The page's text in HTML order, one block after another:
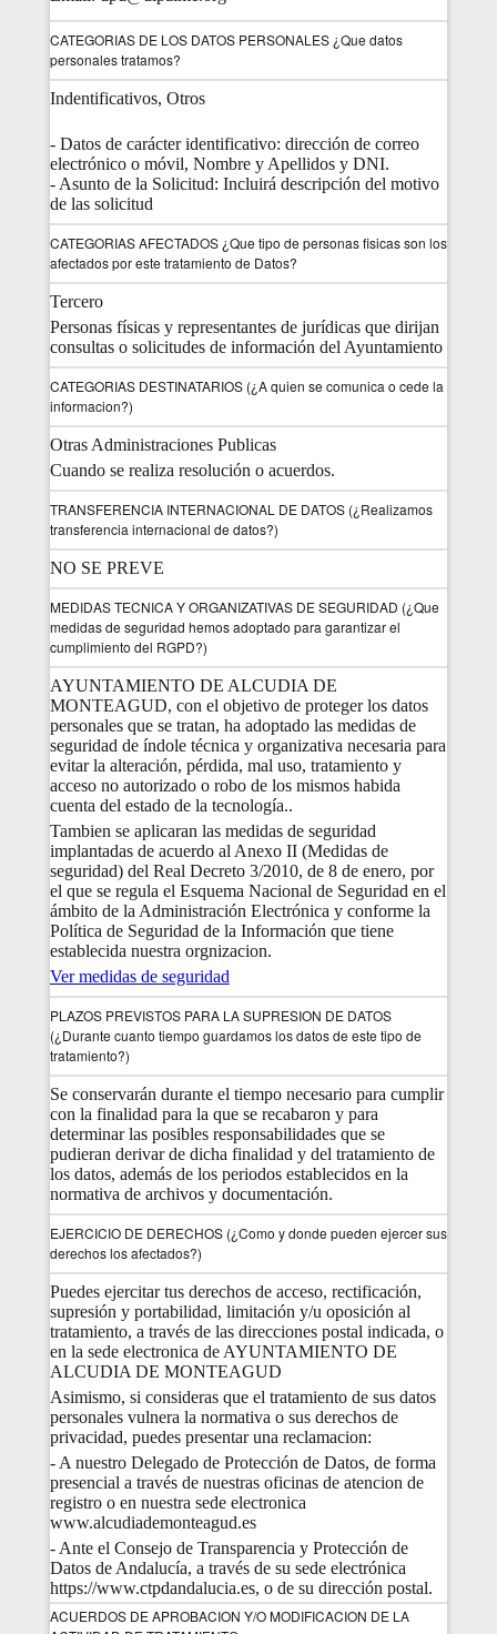
CATEGORIAS DE LOS DATOS PERSONALES ¿Que datos
personales tratamos?
Indentificativos, Otros
- Datos de carácter identificativo: dirección de correo
electrónico o móvil, Nombre y Apellidos y DNI.
- Asunto de la Solicitud: Incluirá descripción del motivo
de las solicitud
CATEGORIAS AFECTADOS ¿Que tipo de personas fisicas son los
afectados por este tratamiento de Datos?
Tercero
Personas físicas y representantes de jurídicas que dirijan
consultas o solicitudes de información del Ayuntamiento
CATEGORIAS DESTINATARIOS (¿A quien se comunica o cede la
informacion?)
Otras Administraciones Publicas
Cuando se realiza resolución o acuerdos.
TRANSFERENCIA INTERNACIONAL DE DATOS (¿Realizamos
transferencia internacional de datos?)
NO SE PREVE
MEDIDAS TECNICA Y ORGANIZATIVAS DE SEGURIDAD (¿Que
medidas de seguridad hemos adoptado para garantizar el
cumplimiento del RGPD?)
AYUNTAMIENTO DE ALCUDIA DE
MONTEAGUD, con el objetivo de proteger los datos
personales que se tratan, ha adoptado las medidas de
seguridad de índole técnica y organizativa necesaria para
evitar la alteración, pérdida, mal uso, tratamiento y
acceso no autorizado o robo de los mismos habida
cuenta del estado de la tecnología..
Tambien se aplicaran las medidas de seguridad
implantadas de acuerdo al Anexo II (Medidas de
seguridad) del Real Decreto 3/2010, de 8 de enero, por
el que se regula el Esquema Nacional de Seguridad en el
ámbito de la Administración Electrónica y conforme la
Política de Seguridad de la Información que tiene
establecida nuestra orgnizacion.
Ver medidas de seguridad
PLAZOS PREVISTOS PARA LA SUPRESION DE DATOS
(¿Durante cuanto tiempo guardamos los datos de este tipo de
tratamiento?)
Se conservarán durante el tiempo necesario para cumplir
con la finalidad para la que se recabaron y para
determinar las posibles responsabilidades que se
pudieran derivar de dicha finalidad y del tratamiento de
los datos, además de los periodos establecidos en la
normativa de archivos y documentación.
EJERCICIO DE DERECHOS (¿Como y donde pueden ejercer sus
derechos los afectados?)
Puedes ejercitar tus derechos de acceso, rectificación,
supresión y portabilidad, limitación y/u oposición al
tratamiento, a través de las direcciones postal indicada, o
en la sede electronica de AYUNTAMIENTO DE
ALCUDIA DE MONTEAGUD
Asimismo, si consideras que el tratamiento de sus datos
personales vulnera la normativa o sus derechos de
privacidad, puedes presentar una reclamacion:
- A nuestro Delegado de Protección de Datos, de forma
presencial a través de nuestras oficinas de atencion de
registro o en nuestra sede electronica
www.alcudiademonteagud.es
- Ante el Consejo de Transparencia y Protección de
Datos de Andalucía, a través de su sede electrónica
https://www.ctpdandalucia.es, o de su dirección postal.
ACUERDOS DE APROBACION Y/O MODIFICACION DE LA